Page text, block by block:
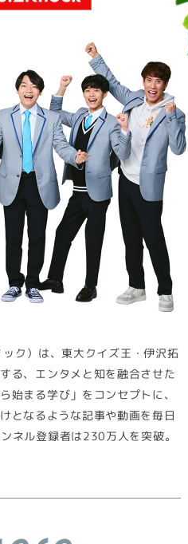
ク）は、東大クイズ王・伊沢拓
る、エンタメと知を融合させた
始まる学び」をコンセプトに、
となるような記事や動画を毎日
ネル登録者は230万人を突破。